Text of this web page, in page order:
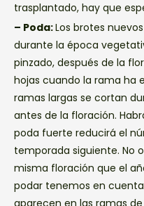
trasplantado, hay que
– Poda:Los brotes
durante la época
pinzado, después de la
hojas cuando la rama ha
ramas largas se cortan
antes de la floración.
poda fuerte reducirá el
temporada siguiente. No
misma floración que el
podar tenemos en